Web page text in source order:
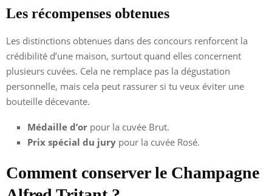
Les récompenses obtenues
Les distinctions obtenues dans des concours renforcent la
crédibilité d’une maison, surtout quand elles concernent
plusieurs cuvées. Cela ne remplace pas la dégustation
personnelle, mais cela peut rassurer si tu veux éviter une
bouteille décevante.
Médaille d’or pour la cuvée Brut.
Prix spécial du jury pour la cuvée Rosé.
Comment conserver le Champagne